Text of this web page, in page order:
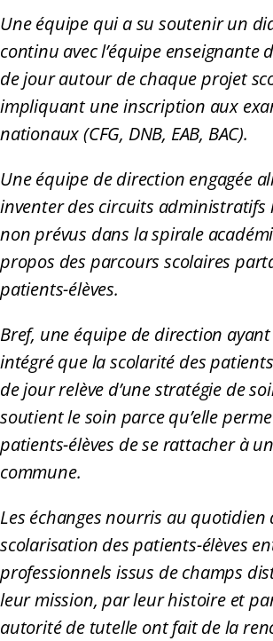
Une équipe qui a su soutenir un
continu avec l’équipe enseignante
de jour autour de chaque projet
impliquant une inscription aux
nationaux (CFG, DNB, EAB, BAC).
Une équipe de direction engagée
inventer des circuits administratifs
non prévus dans la spirale
propos des parcours scolaires
patients-élèves.
Bref, une équipe de direction
intégré que la scolarité des
de jour relève d’une stratégie de
soutient le soin parce qu’elle
patients-élèves de se rattacher à
commune.
Les échanges nourris au
scolarisation des patients-élèves
professionnels issus de champs
leur mission, par leur histoire et
autorité de tutelle ont fait de la